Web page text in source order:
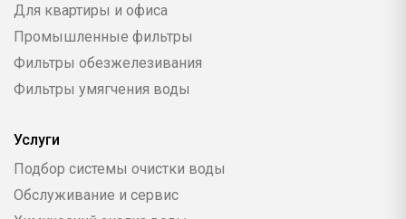
Для квартиры и офиса
Промышленные фильтры
Фильтры обезжелезивания
Фильтры умягчения воды
Услуги
Подбор системы очистки воды
Обслуживание и сервис